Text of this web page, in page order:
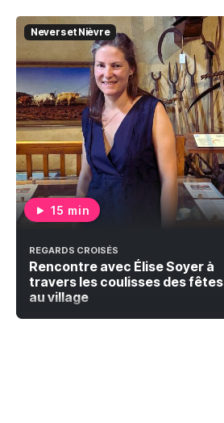
Nevers et Nièvre
15 min
REGARDS CROISÉS
Rencontre avec Élise Soyer à
travers les coulisses des fêtes
au village